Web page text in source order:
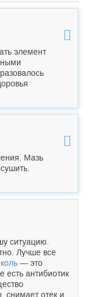
элемент
Мазь
ситуацию.
Лучше все
— это
есть антибиотик
снимает отек и